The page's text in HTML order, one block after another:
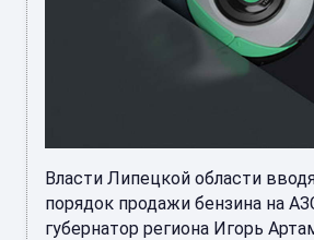
Власти Липецкой области
порядок продажи бензина на
губернатор региона Игорь